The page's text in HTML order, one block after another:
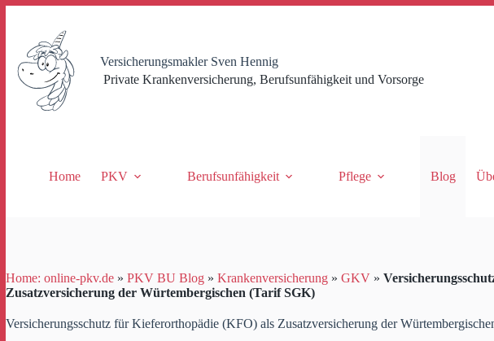
springen
Versicherungsmakler Sven Hennig
Private Krankenversicherung, Berufsunfähigkeit und Vorsorge
Home PKV Berufsunfähigkeit Pflege Blog
Home: online-pkv.de » PKV BU Blog » Krankenversicherung » GKV »
Zusatzversicherung der Würtembergischen (Tarif SGK)
Versicherungsschutz für Kieferorthopädie (KFO) als Zusatzversicherung der